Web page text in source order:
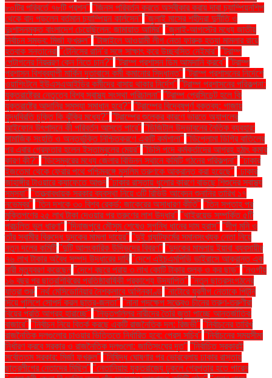
৮০টির পরিবর্তে ৭৮টি প্রশ্ন" "জিনস পরিবর্তন করতে অস্বীকার করায় দাবা চ্যাম্পিয়নশিপ
থেকে বাদ পড়লেন বর্তমান চ্যাম্পিয়ন কার্লসেন" "জুলাই মাসের শহীদরা দুর্নীতি ও
দুঃশাসনমুক্ত বাংলাদেশ চেয়েছিলেন: জামায়াত আমির" "জুলাই-আগস্টের মধ্যে জাতীয়
নির্বাচন সম্ভব: মির্জা ফখরুল" "টাঙ্গাইলে আওয়ামী লীগ নেতা ফারুক হত্যা মামলার রায়ে
হতবাক সন্তানেরা "টেনিসের রানি’র সঙ্গে সাক্ষাৎ করে উচ্ছ্বসিত নেইমার" "ট্রাম্প
পেন্টাগনের নিয়ন্ত্রণ কেন নিতে চান?" "ট্রাম্প প্রশাসন ডিম আমদানি করবে" "ট্রাম্প
প্রশাসন বিশ্বব্যাপী মার্কিন দূতাবাসে কর্মী কমানোর সিদ্ধান্ত" "ট্রাম্প প্রশাসনের নির্দেশে
ওয়াশিংটনে ইউএসএআইডির কর্মীদের বাসায় থাকার নির্দেশ" "ট্রাম্প প্রশাসনের পরিকল্পনা:
যুক্তরাষ্ট্রের নেতৃত্বে বিশ্ব স্বাস্থ্য সংস্থা পরিচালনা" "ট্রাম্প প্রেসিডেন্ট হলে কি
যুক্তরাষ্ট্রে আদানির সমস্যা সমাধান হবে?" "ট্রাম্পের বিদ্বেষপূর্ণ বক্তব্য: গাজায়
যুদ্ধবিরতি চুক্তি কি ঝুঁকির মধ্যে?" "ট্রাম্পের শুল্কের কারণে ভারতে অ্যাপলের
আইফোন উৎপাদনে কী পরিবর্তন আসতে পারে" "ডিজিটাল উদ্ভাবনের নৈতিক ব্যবহার:
সামাজিক সংহতি ও অন্তর্ভুক্তি নিশ্চিতকরণে একটি কর্মশালা" "ডিপ্লোমা ডিগ্রি বাতিলের
পর এবার গ্রেফতার হলেন ইস্তাম্বুলের মেয়র" "ডিসি পদে কর্মকর্তাদের আগ্রহ হঠাৎ কমার
কারণ কী?" "ডিসেম্বরের মধ্যে জেলার বিভিন্ন স্থানে কমিটি গঠনের পরিকল্পনা" "ঢাকার
ইজতেমা থেকে ফেরার পথে পশ্চিমবঙ্গে মুসলিম তরুণকে আক্রান্ত করা হয়েছে" "ঢাকার
জাহাঙ্গীর টাওয়ারে ক্যাফেতে আগুন "ঢাকার রাস্তায় ধুলোর কারণে বাড়ছে শিশুদের স্বাস্থ্য
সমস্যা" "তত্ত্বাবধায়ক সরকার ব্যবস্থা নিয়ে ৩টি রিভিউ আবেদন শুনানির তারিখ ১৭
নভেম্বর" "তিন দশকে ৩০ বিশ্ব রেকর্ড: জাকেরের অসাধারণ কীর্তি" "তিন সপ্তাহ পর
মুক্তিপণের ২৫ লাখ টাকা দেওয়ার পর তরুণের লাশ উদ্ধার" "থাইরয়েড সম্পর্কিত ৫টি
প্রচলিত ভুল ধারণা" "দিনাজপুরে মৌসুম শেষেও সুগন্ধি ধানের দাম হ্রাস" "দীপু মনি ও
তাঁর স্বামীর বিরুদ্ধে দুদকের মামলা দায়ের" "দুই প্ল্যাটফর্মের সমানসংখ্যক নেতা নিয়ে
নতুন দলের কমিটি "দুটি আলংকারিক উদ্ভিদের বিবরণ" "দুদকের মামলায় ইয়াবা ব্যবসায়ীর
৭৬ লাখ টাকার অবৈধ সম্পদ উদ্ধারের দাবি "দেশে এইচএমপিভি ভাইরাসে আক্রান্ত এক
নারী মৃত্যুবরণ করেছেন "দেশে বছরে প্রায় ৩ লাখ কোটি টাকার শুল্ক ও কর ছাড়" "নওগাঁয়
১৬ বছর পর ছাত্রশিবিরের প্রতিষ্ঠাবার্ষিকী প্রকাশ্যে উদযাপিত" "নতুন ছাত্রসংগঠনের
যাত্রা শুরু "নর্থ মেসিডোনিয়ার নৈশক্লাবে অগ্নিকাণ্ড "নাটোরে যুবলীগ নেতাকে পিটুনি
দিয়ে পুলিশে সোপর্দ করল ছাত্র-জনতা" "নানা পদক্ষেপ সত্ত্বেও চীনের তরুণ-তরুণীরা
বিয়ের প্রতি আগ্রহ হারাচ্ছে" "নিভৃতপল্লির নারীদের তৈরি জুতা পাচ্ছে আন্তর্জাতিক
বাজারে" "নির্বাচন নিয়ে বিতর্ক করছে একটি রাজনৈতিক দল: রিজভী" "নির্বাচনের তারিখ
রাজনৈতিক দলগুলোর চাওয়ার ভিত্তিতে নির্ধারিত হবে: প্রেস সচিব" "নির্বাচনের সময়সীমা
নির্ধারণ করবে সরকার ও রাজনৈতিক দলগুলো: জাতিসংঘের দূত" "নির্বাচিত সরকারই
সর্বোত্তম সরকার: মির্জা ফখরুল" "নিষিদ্ধ ঘোষণার পর ভোরবেলায় ঢাকার রাস্তায়
ছাত্রলীগের নেতাদের মিছিল" "নেতানিয়াহু যুক্তরাজ্যে ঢুকলে গ্রেপ্তার হতে পারেন